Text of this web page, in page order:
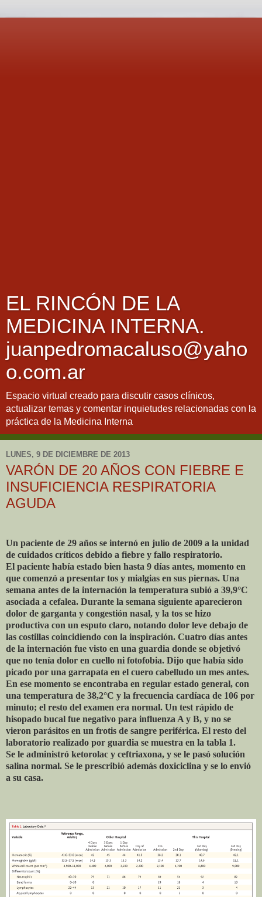
EL RINCÓN DE LA
MEDICINA INTERNA.
juanpedromacaluso@yaho
o.com.ar
Espacio virtual creado para discutir casos clínicos,
actualizar temas y comentar inquietudes relacionadas con la
práctica de la Medicina Interna
LUNES, 9 DE DICIEMBRE DE 2013
VARÓN DE 20 AÑOS CON FIEBRE E
INSUFICIENCIA RESPIRATORIA
AGUDA
Un paciente de 29 años se internó en julio de 2009 a la unidad
de cuidados críticos debido a fiebre y fallo respiratorio.
El paciente había estado bien hasta 9 días antes, momento en
que comenzó a presentar tos y mialgias en sus piernas. Una
semana antes de la internación la temperatura subió a 39,9°C
asociada a cefalea. Durante la semana siguiente aparecieron
dolor de garganta y congestión nasal, y la tos se hizo
productiva con un esputo claro, notando dolor leve debajo de
las costillas coincidiendo con la inspiración. Cuatro días antes
de la internación fue visto en una guardia donde se objetivó
que no tenía dolor en cuello ni fotofobia. Dijo que había sido
picado por una garrapata en el cuero cabelludo un mes antes.
En ese momento se encontraba en regular estado general, con
una temperatura de 38,2°C y la frecuencia cardíaca de 106 por
minuto; el resto del examen era normal. Un test rápido de
hisopado bucal fue negativo para influenza A y B, y no se
vieron parásitos en un frotis de sangre periférica. El resto del
laboratorio realizado por guardia se muestra en la tabla 1.
Se le administró ketorolac y ceftriaxona, y se le pasó solución
salina normal. Se le prescribió además doxiciclina y se lo envió
a su casa.